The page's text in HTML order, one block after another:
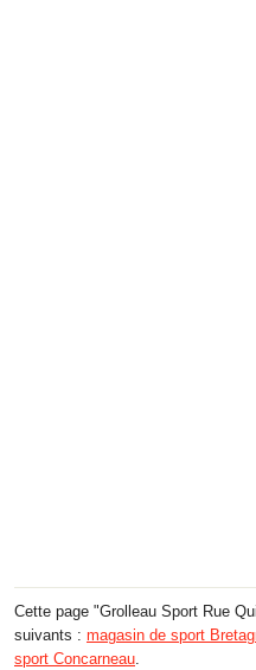
Cette page "Grolleau Sport Rue
suivants : magasin de sport
sport Concarneau.